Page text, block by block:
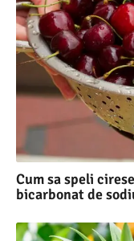
Cum sa speli
bicarbonat de